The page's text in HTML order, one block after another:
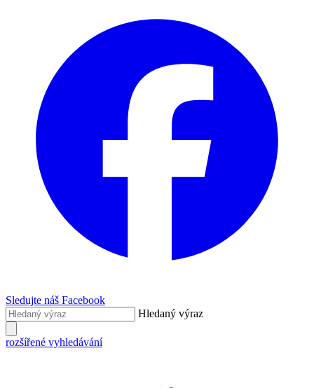
Sledujte náš Facebook
Hledaný výraz
rozšířené vyhledávání